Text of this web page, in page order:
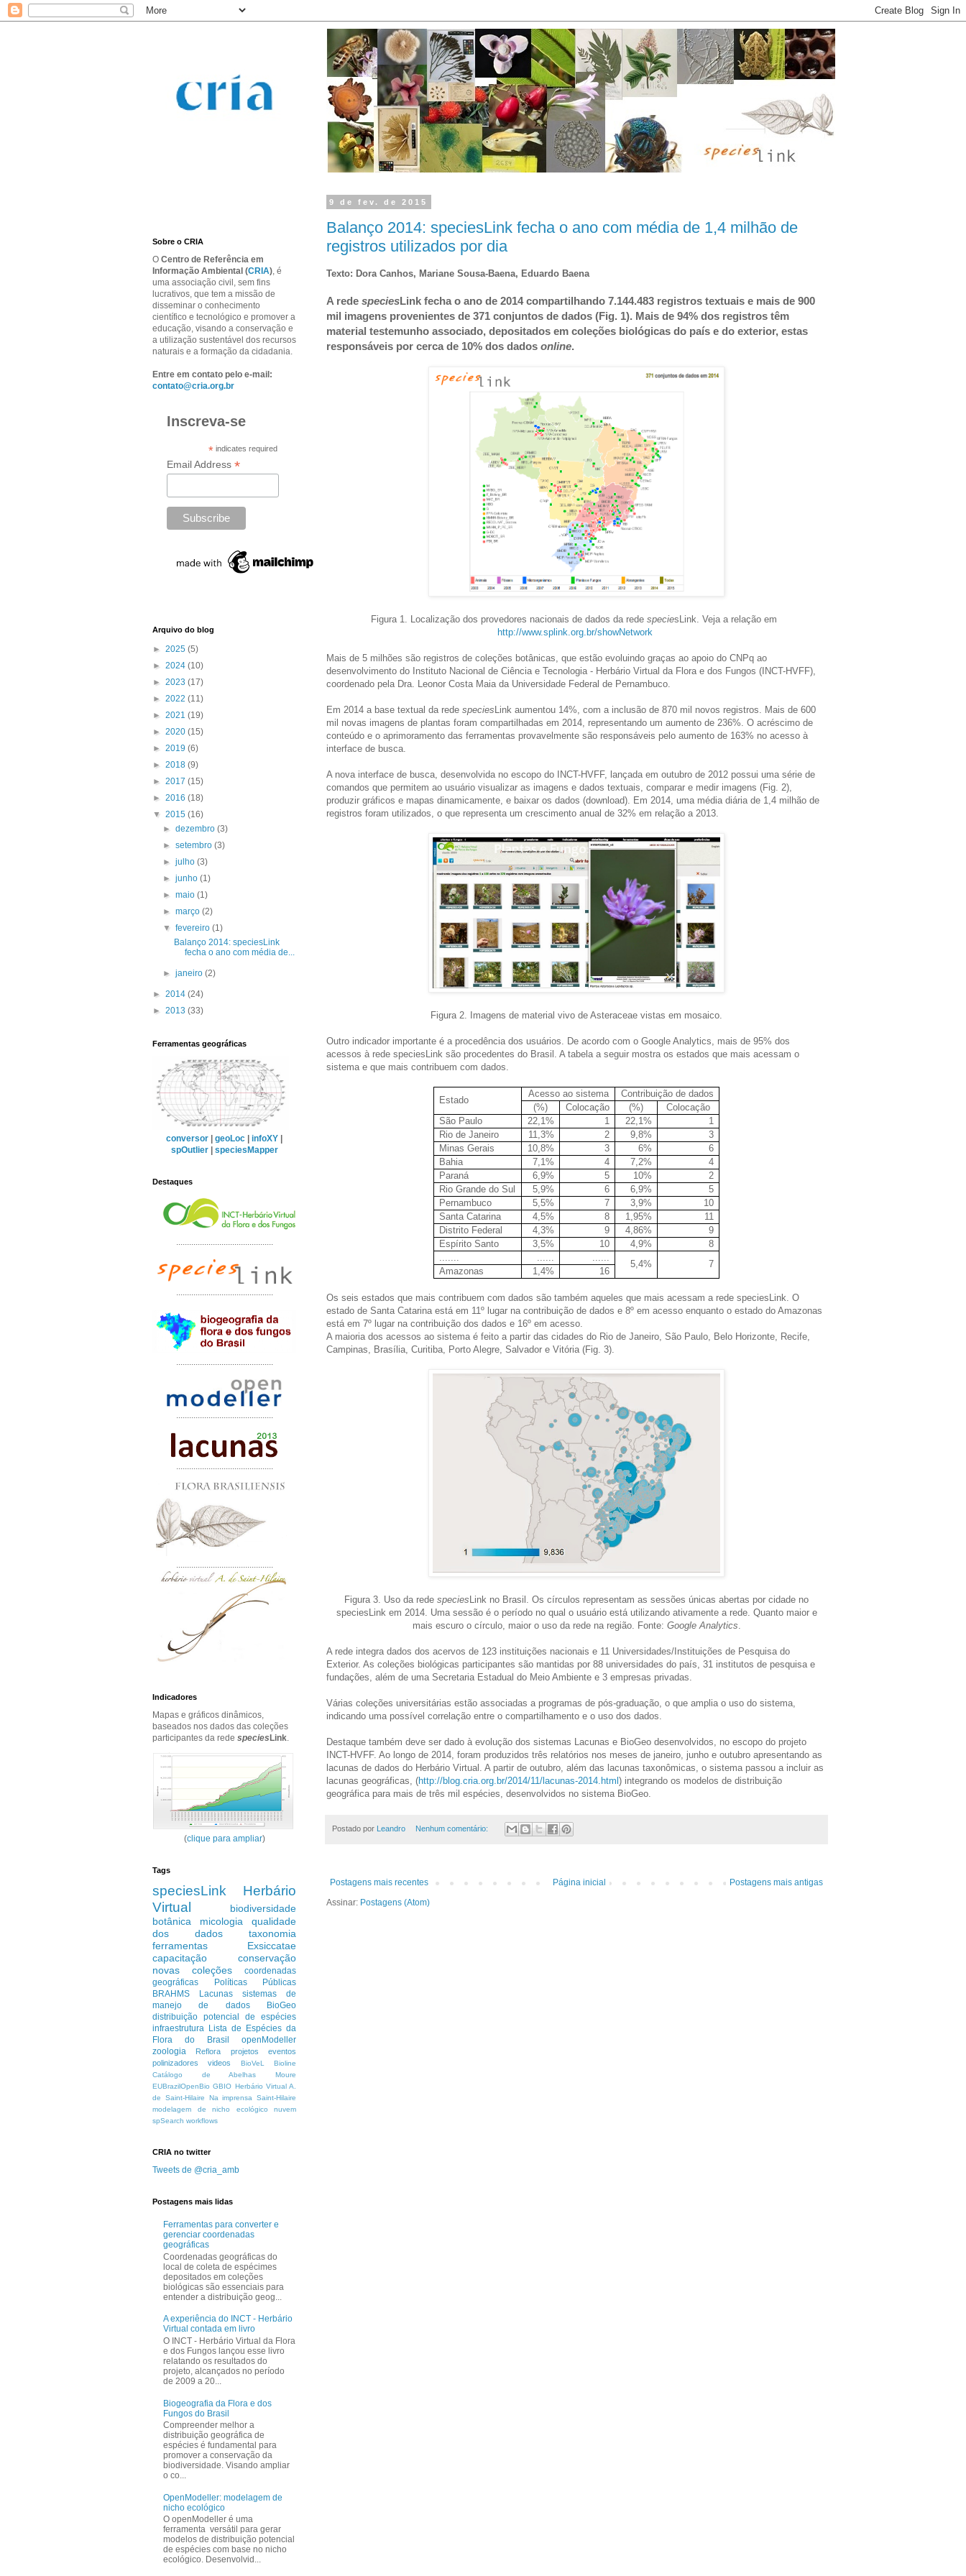
9 de fev. de 2015
Balanço 2014: speciesLink fecha o ano com média de 1,4 milhão de
registros utilizados por dia
Texto: Dora Canhos, Mariane Sousa-Baena, Eduardo Baena
A rede speciesLink fecha o ano de 2014 compartilhando 7.144.483 registros textuais e mais de 900
mil imagens provenientes de 371 conjuntos de dados (Fig. 1). Mais de 94% dos registros têm
material testemunho associado, depositados em coleções biológicas do país e do exterior, estas
responsáveis por cerca de 10% dos dados online.
Figura 1. Localização dos provedores nacionais de dados da rede speciesLink. Veja a relação em
http://www.splink.org.br/showNetwork
Mais de 5 milhões são registros de coleções botânicas, que estão evoluindo graças ao apoio do CNPq ao
desenvolvimento do Instituto Nacional de Ciência e Tecnologia - Herbário Virtual da Flora e dos Fungos (INCT-HVFF),
coordenado pela Dra. Leonor Costa Maia da Universidade Federal de Pernambuco.
Em 2014 a base textual da rede speciesLink aumentou 14%, com a inclusão de 870 mil novos registros. Mais de 600
mil novas imagens de plantas foram compartilhadas em 2014, representando um aumento de 236%. O acréscimo de
conteúdo e o aprimoramento das ferramentas provavelmente são responsáveis pelo aumento de 163% no acesso à
interface de busca.
A nova interface de busca, desenvolvida no escopo do INCT-HVFF, lançada em outubro de 2012 possui uma série de
comandos que permitem ao usuário visualizar as imagens e dados textuais, comparar e medir imagens (Fig. 2),
produzir gráficos e mapas dinamicamente, e baixar os dados (download). Em 2014, uma média diária de 1,4 milhão de
registros foram utilizados, o que representa um crescimento anual de 32% em relação a 2013.
Figura 2. Imagens de material vivo de Asteraceae vistas em mosaico.
Outro indicador importante é a procedência dos usuários. De acordo com o Google Analytics, mais de 95% dos
acessos à rede speciesLink são procedentes do Brasil. A tabela a seguir mostra os estados que mais acessam o
sistema e que mais contribuem com dados.
Estado
Acesso ao sistema
Contribuição de dados
(%)
Colocação (%)
Colocação
São Paulo
22,1% 1 22,1%
1
Rio de Janeiro
11,3% 2 9,8%
3
Minas Gerais
10,8% 3 6%
6
Bahia
7,1% 4 7,2%
4
Paraná
6,9% 5 10%
2
Rio Grande do Sul
5,9% 6 6,9%
5
Pernambuco
5,5% 7 3,9%
10
Santa Catarina
4,5% 8 1,95%
11
Distrito Federal
4,3% 9 4,86%
9
Espírito Santo
3,5% 10 4,9%
8
5,4% 7
Amazonas 1,4% 16
Os seis estados que mais contribuem com dados são também aqueles que mais acessam a rede speciesLink. O
estado de Santa Catarina está em 11º lugar na contribuição de dados e 8º em acesso enquanto o estado do Amazonas
está em 7º lugar na contribuição dos dados e 16º em acesso.
A maioria dos acessos ao sistema é feito a partir das cidades do Rio de Janeiro, São Paulo, Belo Horizonte, Recife,
Campinas, Brasília, Curitiba, Porto Alegre, Salvador e Vitória (Fig. 3).
Figura 3. Uso da rede speciesLink no Brasil. Os círculos representam as sessões únicas abertas por cidade no
speciesLink em 2014. Uma sessão é o período no qual o usuário está utilizando ativamente a rede. Quanto maior e
mais escuro o círculo, maior o uso da rede na região. Fonte: Google Analytics
A rede integra dados dos acervos de 123 instituições nacionais e 11 Universidades/Instituições de Pesquisa do
Exterior. As coleções biológicas participantes são mantidas por 88 universidades do país, 31 institutos de pesquisa e
fundações, além de uma Secretaria Estadual do Meio Ambiente e 3 empresas privadas.
Várias coleções universitárias estão associadas a programas de pós-graduação, o que amplia o uso do sistema,
indicando uma possível correlação entre o compartilhamento e o uso dos dados.
Destaque também deve ser dado à evolução dos sistemas Lacunas e BioGeo desenvolvidos, no escopo do projeto
INCT-HVFF. Ao longo de 2014, foram produzidos três relatórios nos meses de janeiro, junho e outubro apresentando as
lacunas de dados do Herbário Virtual. A partir de outubro, além das lacunas taxonômicas, o sistema passou a incluir as
lacunas geográficas, (http://blog.cria.org.br/2014/11/lacunas-2014.html) integrando os modelos de distribuição
geográfica para mais de três mil espécies, desenvolvidos no sistema BioGeo.
Postado por Leandro Nenhum comentário:
Postagens mais recentes Postagens mais antigas
Página inicial
Assinar: Postagens (Atom)
Sobre o CRIA
O Centro de Referência em
Informação Ambiental (CRIA), é
uma associação civil, sem fins
lucrativos, que tem a missão de
disseminar o conhecimento
científico e tecnológico e promover a
educação, visando a conservação e
a utilização sustentável dos recursos
naturais e a formação da cidadania.
Entre em contato pelo e-mail:
contato@cria.org.br
Inscreva-se
*indicates required
Email Address *
Arquivo do blog
► 2025 (5)
► 2024 (10)
► 2023 (17)
► 2022 (11)
► 2021 (19)
► 2020 (15)
► 2019 (6)
► 2018 (9)
► 2017 (15)
► 2016 (18)
▼ 2015 (16)
►dezembro(3)
►setembro(3)
►julho(3)
►junho(1)
►maio(1)
►março(2)
▼fevereiro(1)
Balanço 2014: speciesLink
fecha o ano com média de...
►janeiro(2)
► 2014 (24)
► 2013 (33)
Ferramentas geográficas
conversor | geoLoc | infoXY |
spOutlier| speciesMapper
Destaques
Indicadores
Mapas e gráficos dinâmicos,
baseados nos dados das coleções
participantes da rede speciesLink
(clique para ampliar)
Tags
speciesLink
Herbário
Virtual
biodiversidade
botânica
micologia
qualidade
dos dados
taxonomia
ferramentas
Exsiccatae
capacitação
conservação
novas coleções
coordenadas
geográficas
Políticas Públicas
BRAHMS
Lacunas
sistemas de
manejo de dados
BioGeo
distribuição potencial de espécies
infraestrutura Lista de Espécies da
Flora do Brasil
openModeller
zoologia
Reflora projetos
eventos
polinizadores
videos BioVeL
Bioline
Catálogo de Abelhas Moure
EUBrazilOpenBio GBIO Herbário Virtual A.
de Saint-Hilaire
Na imprensa
Saint-Hilaire
modelagem de nicho ecológico
nuvem
spSearch workflows
CRIA no twitter
Tweets de @cria_amb
Postagens mais lidas
Ferramentas para converter e
gerenciar coordenadas
geográficas
Coordenadas geográficas do
local de coleta de espécimes
depositados em coleções
biológicas são essenciais para
entender a distribuição geog...
A experiência do INCT - Herbário
Virtual contada em livro
O INCT - Herbário Virtual da Flora
e dos Fungos lançou esse livro
relatando os resultados do
projeto, alcançados no período
de 2009 a 20...
Biogeografia da Flora e dos
Fungos do Brasil
Compreender melhor a
distribuição geográfica de
espécies é fundamental para
promover a conservação da
biodiversidade. Visando ampliar
o co...
OpenModeller: modelagem de
nicho ecológico
O openModeller é uma
ferramenta versátil para gerar
modelos de distribuição potencial
de espécies com base no nicho
ecológico. Desenvolvid...